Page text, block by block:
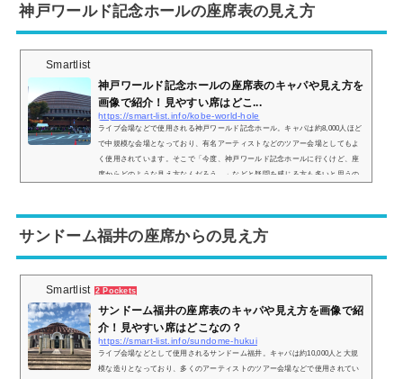
神戸ワールド記念ホールの座席表の見え方
Smartlist
神戸ワールド記念ホールの座席表のキャパや見え方を
画像で紹介！見やすい席はどこ...
https://smart-list.info/kobe-world-hole
ライブ会場などで使用される神戸ワールド記念ホール。キャパは約8,000人ほど
で中規模な会場となっており、有名アーティストなどのツアー会場としてもよ
く使用されています。そこで「今度、神戸ワールド記念ホールに行くけど、座
席からどのような見え方なんだろう…」などと疑問を感じる方も多いと思うの
戸ワールド記念ホールの座席表の画像は以下の通りになります。神戸ワールド
記念ホ...
サンドーム福井の座席からの見え方
Smartlist 2 Pockets
サンドーム福井の座席表のキャパや見え方を画像で紹
介！見やすい席はどこなの？
https://smart-list.info/sundome-hukui
ライブ会場などとして使用されるサンドーム福井。キャパは約10,000人と大規
模な造りとなっており、多くのアーティストのツアー会場などで使用されてい